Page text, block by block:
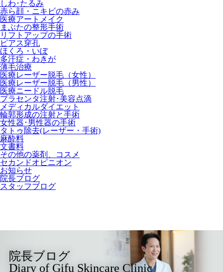
しわ･たるみ
赤ら顔・ニキビの赤み
医療アートメイク
まぶたの整形手術
リフトアップの手術
ピアス穿孔
ほくろ・いぼ
多汗症・わきが
薄毛治療
医療レーザー脱毛（女性）
医療レーザー脱毛（男性）
医療ニードル脱毛
プラセンタ注射･美容点滴
メディカルダイエット
輪郭形成の注射と手術
女性器･男性器の手術
タトゥ除去(レーザー・手術)
麻酔料
文書料
その他の薬剤、コスメ
セカンドオピニオン
お知らせ
院長ブログ
スタッフブログ
院長ブログ
Diary of Gifu Skincare Clinic